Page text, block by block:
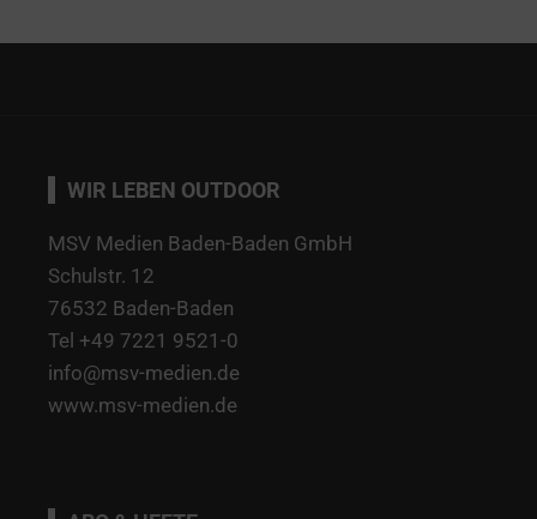
WIR LEBEN OUTDOOR
MSV Medien Baden-Baden GmbH
Schulstr. 12
76532 Baden-Baden
Tel +49 7221 9521-0
info@msv-medien.de
www.msv-medien.de